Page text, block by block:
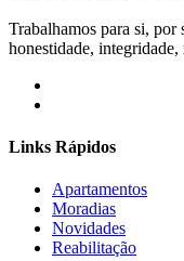
Trabalhamos para si, por
honestidade,
Links Rápidos
Apartamentos
Moradias
Novidades
Reabilitação